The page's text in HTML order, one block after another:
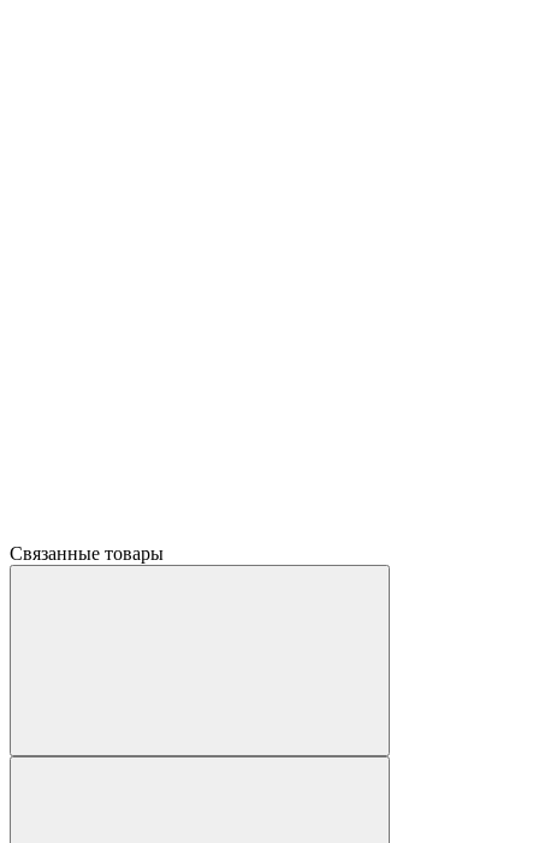
Связанные товары